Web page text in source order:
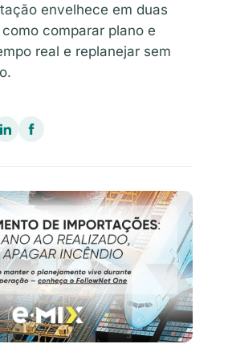
envelhece em duas
comparar plano e
real e replanejar sem